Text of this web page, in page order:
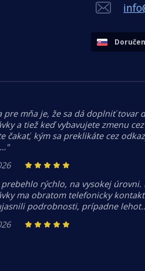
pre mňa je, že sa dá doplniť tovar
a tiež keď vybavujete zmenu
čakať, kým sa preklikáte cez
prebehlo rýchlo, na vysokej úrovni.
ma obratom telefonicky
podrobnosti, prípadne